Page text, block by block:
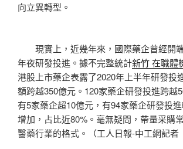
向立異轉型。
現實上，近幾年來，國際藥企曾經開
年夜研發投進。據不完整統計新竹 在職體
港股上市藥企表露了2020年上半年研發投
額跨越350億元。120家藥企研發投進跨越
有5家藥企超10億元，有94家藥企研發投
增加，占比近80%。毫無疑問，帶量采購
醫藥行業的格式。（工人日報-中工網記者